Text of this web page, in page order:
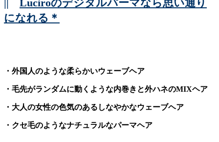
|| Luciroのデジタルパーマなら思い通り
になれる＊
・外国人のような柔らかいウェーブヘア
・毛先がランダムに動くような内巻きと外ハネのMIXヘア
・大人の女性の色気のあるしなやかなウェーブヘア
・クセ毛のようなナチュラルなパーマヘア